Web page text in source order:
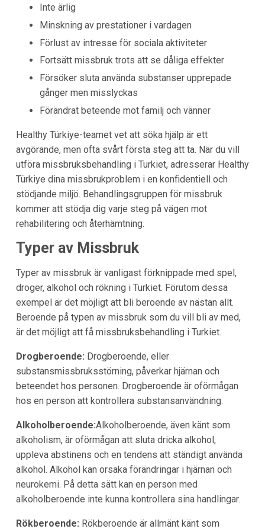
Inte ärlig
Minskning av prestationer i vardagen
Förlust av intresse för sociala aktiviteter
Fortsätt missbruk trots att se dåliga effekter
Försöker sluta använda substanser upprepade
gånger men misslyckas
Förändrat beteende mot familj och vänner
Healthy Türkiye-teamet vet att söka hjälp är ett
avgörande, men ofta svårt första steg att ta. När du vill
utföra missbruksbehandling i Turkiet, adresserar Healthy
Türkiye dina missbrukproblem i en konfidentiell och
stödjande miljö. Behandlingsgruppen för missbruk
kommer att stödja dig varje steg på vägen mot
rehabilitering och återhämtning.
Typer av Missbruk
Typer av missbruk är vanligast förknippade med spel,
droger, alkohol och rökning i Turkiet. Förutom dessa
exempel är det möjligt att bli beroende av nästan allt.
Beroende på typen av missbruk som du vill bli av med,
är det möjligt att få missbruksbehandling i Turkiet.
Drogberoende: Drogberoende, eller
substansmissbruksstörning, påverkar hjärnan och
beteendet hos personen. Drogberoende är oförmågan
hos en person att kontrollera substansanvändning.
Alkoholberoende:Alkoholberoende, även känt som
alkoholism, är oförmågan att sluta dricka alkohol,
uppleva abstinens och en tendens att ständigt använda
alkohol. Alkohol kan orsaka förändringar i hjärnan och
neurokemi. På detta sätt kan en person med
alkoholberoende inte kunna kontrollera sina handlingar.
Rökberoende: Rökberoende är allmänt känt som